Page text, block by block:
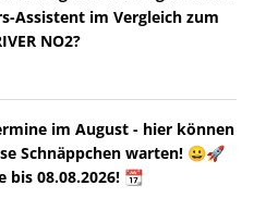
Assistent im Vergleich zum
NO2?
im August - hier können
Schnäppchen warten! 😀🚀
bis 08.08.2026! 📆